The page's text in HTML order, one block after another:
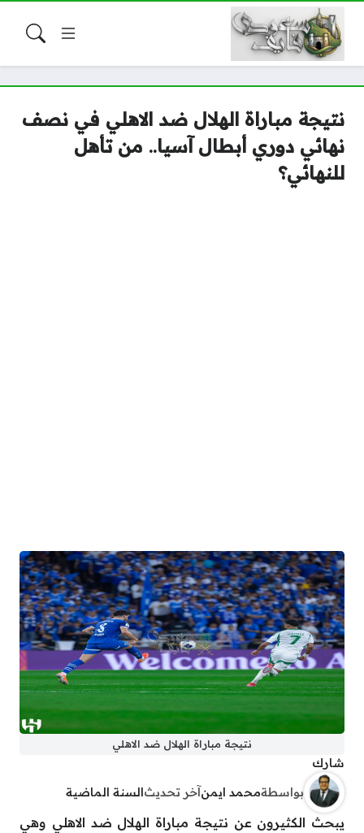
نتيجة مباراة الهلال ضد الاهلي في نصف
نهائي دوري أبطال آسيا.. من تأهل
للنهائي؟
نتيجة مباراة الهلال ضد الاهلي
شارك
بواسطةمحمد ايمنآخر تحديثالسنة الماضية
يبحث الكثيرون عن نتيجة مباراة الهلال ضد الاهلي وهي